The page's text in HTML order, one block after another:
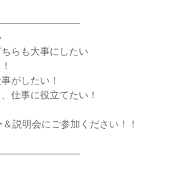
らも大事にしたい
がしたい！
仕事に役立てたい！
説明会にご参加ください！！